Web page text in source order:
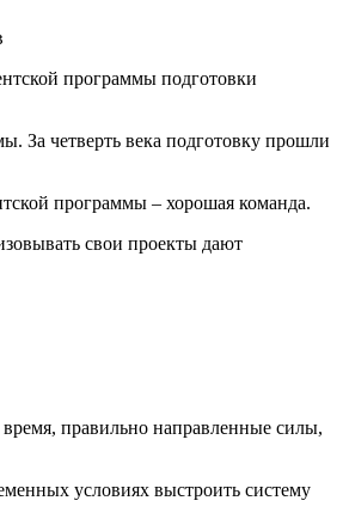
программы подготовки
За четверть века подготовку прошли
программы – хорошая команда.
свои проекты дают
правильно направленные силы,
условиях выстроить систему